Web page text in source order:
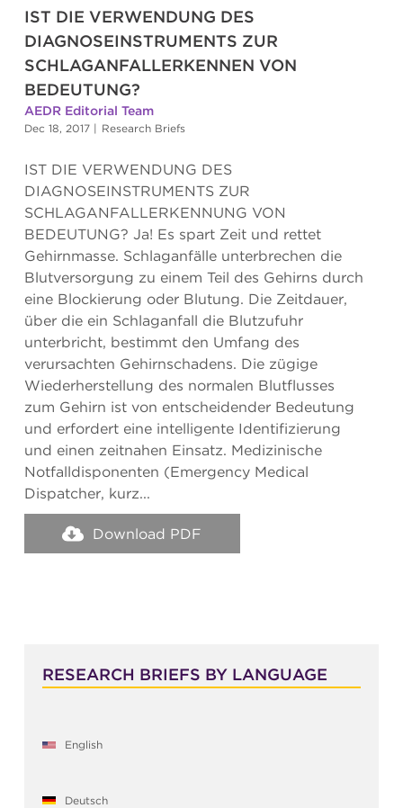
IST DIE VERWENDUNG DES
DIAGNOSEINSTRUMENTS ZUR
SCHLAGANFALLERKENNEN VON
BEDEUTUNG?
AEDR Editorial Team
Dec 18, 2017 | Research Briefs
IST DIE VERWENDUNG DES
DIAGNOSEINSTRUMENTS ZUR
SCHLAGANFALLERKENNUNG VON
BEDEUTUNG? Ja! Es spart Zeit und rettet
Gehirnmasse. Schlaganfälle unterbrechen die
Blutversorgung zu einem Teil des Gehirns durch
eine Blockierung oder Blutung. Die Zeitdauer,
über die ein Schlaganfall die Blutzufuhr
unterbricht, bestimmt den Umfang des
verursachten Gehirnschadens. Die zügige
Wiederherstellung des normalen Blutflusses
zum Gehirn ist von entscheidender Bedeutung
und erfordert eine intelligente Identifizierung
und einen zeitnahen Einsatz. Medizinische
Notfalldisponenten (Emergency Medical
Dispatcher, kurz...
Download PDF
RESEARCH BRIEFS BY LANGUAGE
English
Deutsch